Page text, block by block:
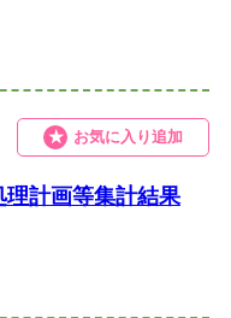
お気に入り追加
計画等集計結果